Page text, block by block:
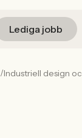
Lediga jobb
/Industriell design